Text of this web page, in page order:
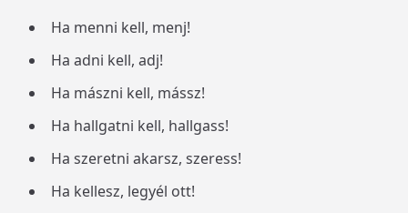
Ha menni kell, menj!
Ha adni kell, adj!
Ha mászni kell, mássz!
Ha hallgatni kell, hallgass!
Ha szeretni akarsz, szeress!
Ha kellesz, legyél ott!